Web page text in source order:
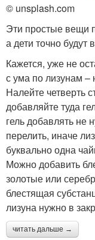
© unsplash.com
Эти простые вещи
а дети точно будут
Кажется, уже не
с ума по лизунам –
Налейте четверть
добавляйте туда
гель добавлять не
перелить, иначе
буквально одна
Можно добавить
золотые или
блестящая
лизуна нужно в
читать дальше →